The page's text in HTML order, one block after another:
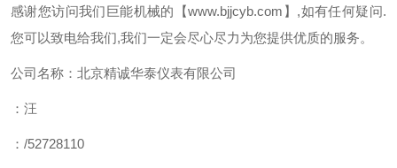
感谢您访问我们巨能机械的【www.bjjcyb.com】,如有任何疑问.
您可以致电给我们,我们一定会尽心尽力为您提供优质的服务。
公司名称：北京精诚华泰仪表有限公司
：汪
：/52728110